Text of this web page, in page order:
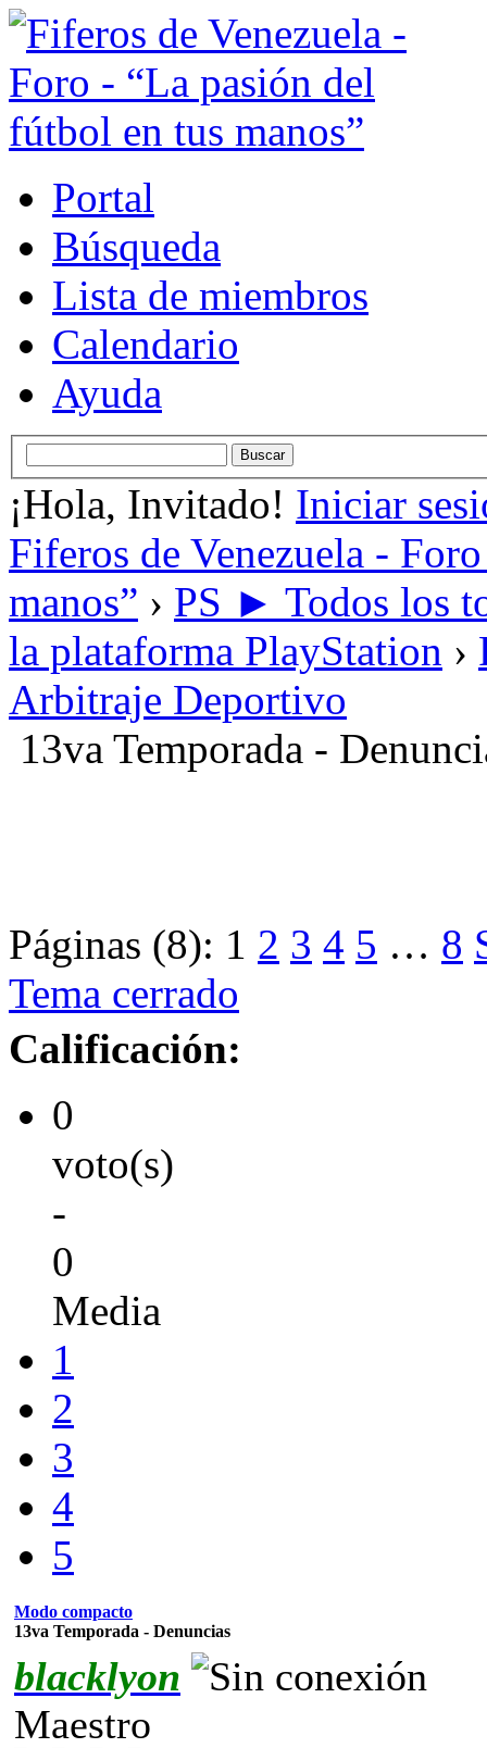
Portal
Búsqueda
Lista de miembros
Calendario
Ayuda
¡Hola, Invitado! Iniciar
Fiferos de Venezuela -
manos” › PS ► Todos los
la plataforma PlayStation ›
Arbitraje Deportivo
13va Temporada -
Páginas (8): 1 2 3 4 5 … 8
Tema cerrado
Calificación:
0
voto(s)
-
0
Media
1
2
3
4
5
Modo compacto
13va Temporada - Denuncias
blacklyon
Maestro